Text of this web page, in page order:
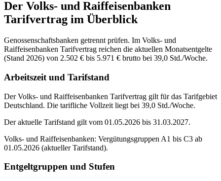
Der Volks- und Raiffeisenbanken
Tarifvertrag im Überblick
Genossenschaftsbanken getrennt prüfen. Im Volks- und
Raiffeisenbanken Tarifvertrag reichen die aktuellen Monatsentgelte
(Stand 2026) von 2.502 € bis 5.971 € brutto bei 39,0 Std./Woche.
Arbeitszeit und Tarifstand
Der Volks- und Raiffeisenbanken Tarifvertrag gilt für das Tarifgebiet
Deutschland. Die tarifliche Vollzeit liegt bei 39,0 Std./Woche.
Der aktuelle Tarifstand gilt vom 01.05.2026 bis 31.03.2027.
Volks- und Raiffeisenbanken: Vergütungsgruppen A1 bis C3 ab
01.05.2026 (aktueller Tarifstand).
Entgeltgruppen und Stufen